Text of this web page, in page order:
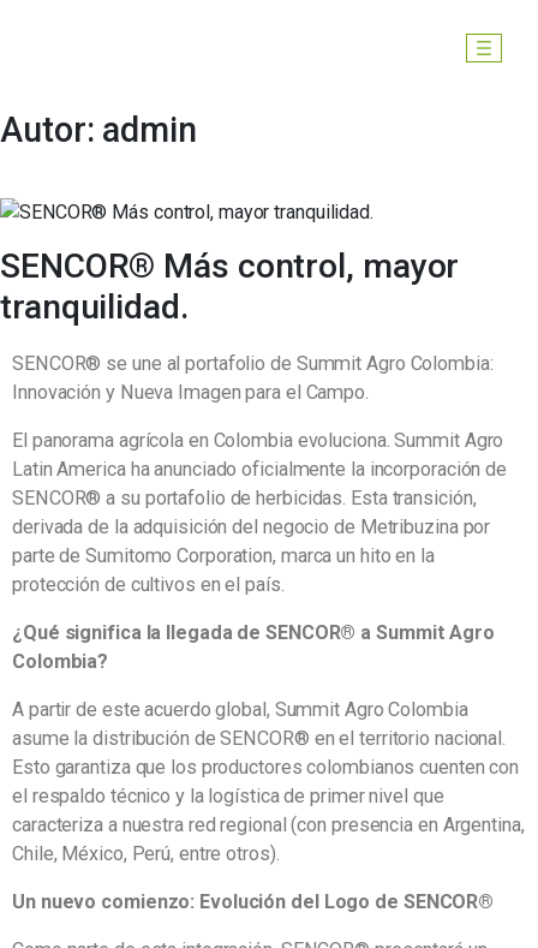
Autor: admin
SENCOR® Más control, mayor
tranquilidad.
SENCOR® se une al portafolio de Summit Agro Colombia:
Innovación y Nueva Imagen para el Campo.
El panorama agrícola en Colombia evoluciona. Summit Agro
Latin America ha anunciado oficialmente la incorporación de
SENCOR® a su portafolio de herbicidas. Esta transición,
derivada de la adquisición del negocio de Metribuzina por
parte de Sumitomo Corporation, marca un hito en la
protección de cultivos en el país.
¿Qué significa la llegada de SENCOR® a Summit Agro
Colombia?
A partir de este acuerdo global, Summit Agro Colombia
asume la distribución de SENCOR® en el territorio nacional.
Esto garantiza que los productores colombianos cuenten con
el respaldo técnico y la logística de primer nivel que
caracteriza a nuestra red regional (con presencia en Argentina,
Chile, México, Perú, entre otros).
Un nuevo comienzo: Evolución del Logo de SENCOR®